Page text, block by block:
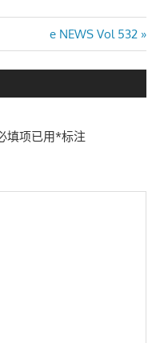
Next
Post:
e NEWS Vol 532
填项已用*标注